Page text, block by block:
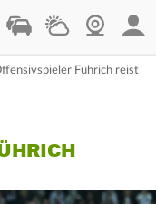
StaupilotWetterWebcam
Führich reist